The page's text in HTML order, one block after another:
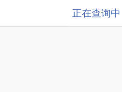
正在查询中